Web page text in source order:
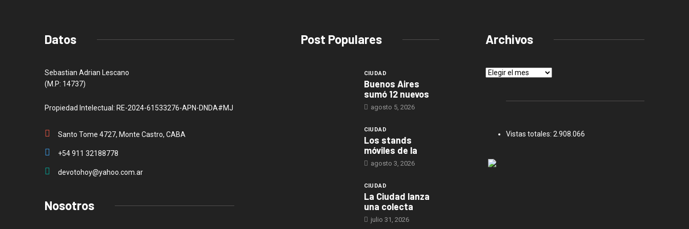
Datos
Sebastian Adrian Lescano
(M.P: 14737)
Propiedad Intelectual: RE-2024-61533276-APN-DNDA#MJ
Santo Tome 4727, Monte Castro, CABA
+54 911 32188778
devotohoy@yahoo.com.ar
Nosotros
Post Populares
CIUDAD
Buenos Aires
sumó 12 nuevos
agosto 5, 2026
CIUDAD
Los stands
móviles de la
agosto 3, 2026
CIUDAD
La Ciudad lanza
una colecta
julio 31, 2026
Archivos
Archivos
Vistas totales: 2.908.066